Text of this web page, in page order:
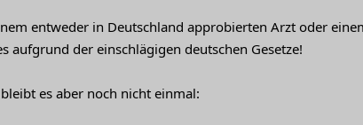
entweder in Deutschland approbierten Arzt oder
aufgrund der einschlägigen deutschen Gesetze!
es aber noch nicht einmal: